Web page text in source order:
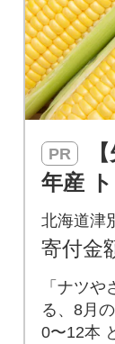
PR
年産
ールド
12本 |
北海道津
寄付金
「ナツ
る、8月
0〜12本